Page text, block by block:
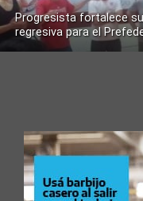
Progresista fortalece
regresiva para el